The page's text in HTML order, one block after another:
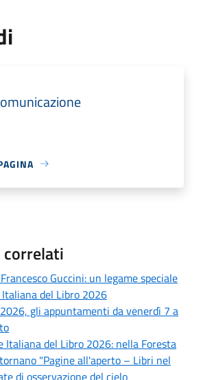
correlati
Guccini: un legame speciale
del Libro 2026
gli appuntamenti da venerdì 7 a
Italiana del Libro 2026: nella Foresta
"Pagine all'aperto – Libri nel
di osservazione del cielo